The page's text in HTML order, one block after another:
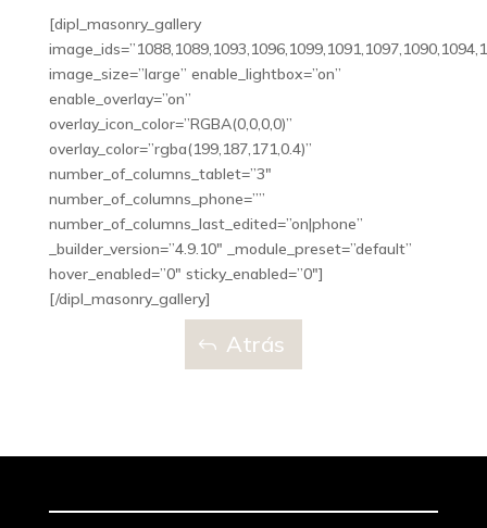
[dipl_masonry_gallery
image_size=”large” enable_lightbox=”on”
enable_overlay=”on”
overlay_icon_color=”RGBA(0,0,0,0)”
overlay_color=”rgba(199,187,171,0.4)”
number_of_columns_tablet=”3″
number_of_columns_phone=””
number_of_columns_last_edited=”on|phone”
_builder_version=”4.9.10″ _module_preset=”default”
hover_enabled=”0″ sticky_enabled=”0″]
[/dipl_masonry_gallery]
Atrás